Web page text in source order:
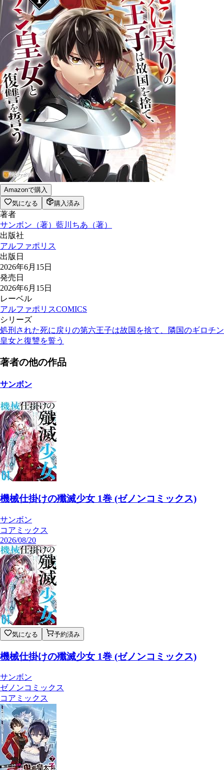
Amazonで購入
気になる
購入済み
著者
サンボン （著） 藍川ちあ （著）
出版社
アルファポリス
出版日
2026年6月15日
発売日
2026年6月15日
レーベル
アルファポリスCOMICS
シリーズ
処刑された死に戻りの第六王子は故国を捨て、隣国のギロチン
皇女と復讐を誓う
著者の他の作品
サンボン
機械仕掛けの殲滅少女 1巻 (ゼノンコミックス)
サンボン
コアミックス
2026/08/20
気になる 予約済み
機械仕掛けの殲滅少女 1巻 (ゼノンコミックス)
サンボン
ゼノンコミックス
コアミックス